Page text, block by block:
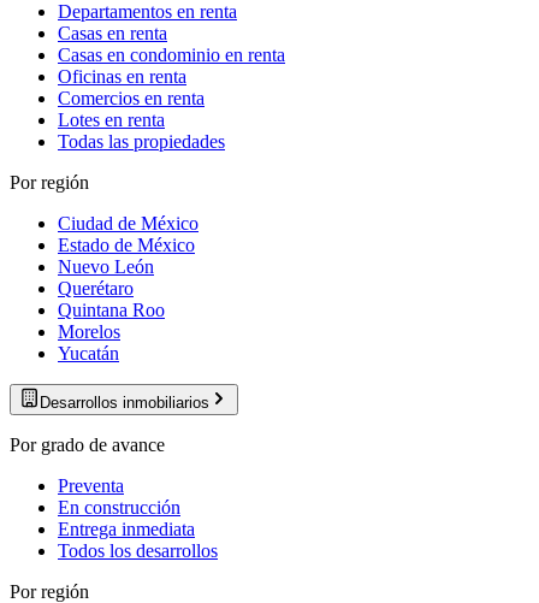
Departamentos en renta
Casas en renta
Casas en condominio en renta
Oficinas en renta
Comercios en renta
Lotes en renta
Todas las propiedades
Por región
Ciudad de México
Estado de México
Nuevo León
Querétaro
Quintana Roo
Morelos
Yucatán
Desarrollos inmobiliarios
Por grado de avance
Preventa
En construcción
Entrega inmediata
Todos los desarrollos
Por región